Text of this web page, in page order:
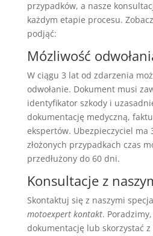
przypadków, a nasze
każdym etapie procesu.
podjąć:
Mózliwość
W ciągu 3 lat od zdarzenia
odwołanie. Dokument musi
identyfikator szkody i
dokumentację medyczną,
ekspertów. Ubezpieczyciel ma
złożonych przypadkach czas
przedłużony do 60 dni.
Konsultacje z
Skontaktuj się z naszymi
motoexpert kontakt.
dokumentację lub skorzystać